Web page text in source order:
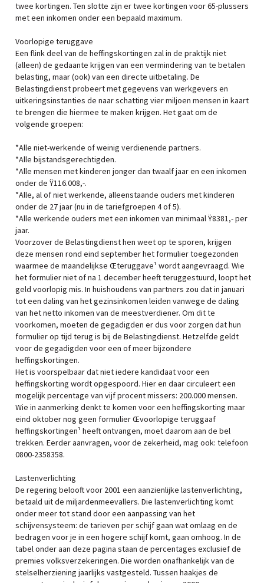
twee kortingen. Ten slotte zijn er twee kortingen voor 65-plussers
met een inkomen onder een bepaald maximum.
Voorlopige teruggave
Een flink deel van de heffingskortingen zal in de praktijk niet
(alleen) de gedaante krijgen van een vermindering van te betalen
belasting, maar (ook) van een directe uitbetaling. De
Belastingdienst probeert met gegevens van werkgevers en
uitkeringsinstanties de naar schatting vier miljoen mensen in kaart
te brengen die hiermee te maken krijgen. Het gaat om de
volgende groepen:
*Alle niet-werkende of weinig verdienende partners.
*Alle bijstandsgerechtigden.
*Alle mensen met kinderen jonger dan twaalf jaar en een inkomen
onder de Ÿ116.008,-.
*Alle, al of niet werkende, alleenstaande ouders met kinderen
onder de 27 jaar (nu in de tariefgroepen 4 of 5).
*Alle werkende ouders met een inkomen van minimaal Ÿ8381,- per
jaar.
Voorzover de Belastingdienst hen weet op te sporen, krijgen
deze mensen rond eind september het formulier toegezonden
waarmee de maandelijkse Œteruggave¹ wordt aangevraagd. Wie
het formulier niet of na 1 december heeft teruggestuurd, loopt het
geld voorlopig mis. In huishoudens van partners zou dat in januari
tot een daling van het gezinsinkomen leiden vanwege de daling
van het netto inkomen van de meestverdiener. Om dit te
voorkomen, moeten de gegadigden er dus voor zorgen dat hun
formulier op tijd terug is bij de Belastingdienst. Hetzelfde geldt
voor de gegadigden voor een of meer bijzondere
heffingskortingen.
Het is voorspelbaar dat niet iedere kandidaat voor een
heffingskorting wordt opgespoord. Hier en daar circuleert een
mogelijk percentage van vijf procent missers: 200.000 mensen.
Wie in aanmerking denkt te komen voor een heffingskorting maar
eind oktober nog geen formulier Œvoorlopige teruggaaf
heffingskortingen¹ heeft ontvangen, moet daarom aan de bel
trekken. Eerder aanvragen, voor de zekerheid, mag ook: telefoon
0800-2358358.
Lastenverlichting
De regering belooft voor 2001 een aanzienlijke lastenverlichting,
betaald uit de miljardenmeevallers. Die lastenverlichting komt
onder meer tot stand door een aanpassing van het
schijvensysteem: de tarieven per schijf gaan wat omlaag en de
bedragen voor je in een hogere schijf komt, gaan omhoog. In de
tabel onder aan deze pagina staan de percentages exclusief de
premies volksverzekeringen. Die worden onafhankelijk van de
stelselherziening jaarlijks vastgesteld. Tussen haakjes de